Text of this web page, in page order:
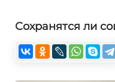
Сохранятся ли